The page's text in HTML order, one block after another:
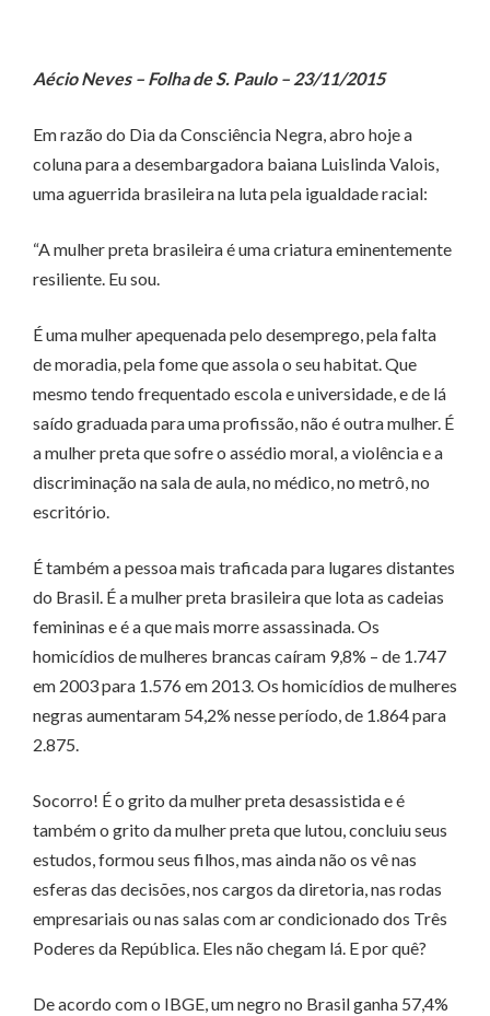
Aécio Neves – Folha de S. Paulo – 23/11/2015
Em razão do Dia da Consciência Negra, abro hoje a
coluna para a desembargadora baiana Luislinda Valois,
uma aguerrida brasileira na luta pela igualdade racial:
“A mulher preta brasileira é uma criatura eminentemente
resiliente. Eu sou.
É uma mulher apequenada pelo desemprego, pela falta
de moradia, pela fome que assola o seu habitat. Que
mesmo tendo frequentado escola e universidade, e de lá
saído graduada para uma profissão, não é outra mulher. É
a mulher preta que sofre o assédio moral, a violência e a
discriminação na sala de aula, no médico, no metrô, no
escritório.
É também a pessoa mais traficada para lugares distantes
do Brasil. É a mulher preta brasileira que lota as cadeias
femininas e é a que mais morre assassinada. Os
homicídios de mulheres brancas caíram 9,8% – de 1.747
em 2003 para 1.576 em 2013. Os homicídios de mulheres
negras aumentaram 54,2% nesse período, de 1.864 para
2.875.
Socorro! É o grito da mulher preta desassistida e é
também o grito da mulher preta que lutou, concluiu seus
estudos, formou seus filhos, mas ainda não os vê nas
esferas das decisões, nos cargos da diretoria, nas rodas
empresariais ou nas salas com ar condicionado dos Três
Poderes da República. Eles não chegam lá. E por quê?
De acordo com o IBGE, um negro no Brasil ganha 57,4%